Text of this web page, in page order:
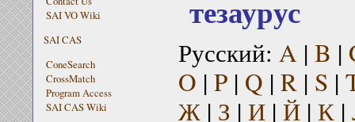
SAI VO Wiki
SAI CAS
ConeSearch
CrossMatch
Program Access
SAI CAS Wiki
тезаурус
Русский: A | B |
O | P| Q | R| S |
Ж| З | И| Й| К|